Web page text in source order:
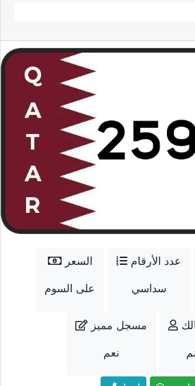
السعر
على السوم
عدد الأرقام
سداسي
مسجل مميز
نعم